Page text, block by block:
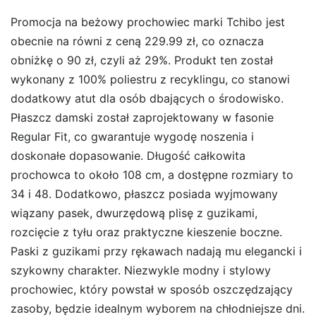
Promocja na beżowy prochowiec marki Tchibo jest
obecnie na równi z ceną 229.99 zł, co oznacza
obniżkę o 90 zł, czyli aż 29%. Produkt ten został
wykonany z 100% poliestru z recyklingu, co stanowi
dodatkowy atut dla osób dbających o środowisko.
Płaszcz damski został zaprojektowany w fasonie
Regular Fit, co gwarantuje wygodę noszenia i
doskonałe dopasowanie. Długość całkowita
prochowca to około 108 cm, a dostępne rozmiary to
34 i 48. Dodatkowo, płaszcz posiada wyjmowany
wiązany pasek, dwurzędową plisę z guzikami,
rozcięcie z tyłu oraz praktyczne kieszenie boczne.
Paski z guzikami przy rękawach nadają mu elegancki i
szykowny charakter. Niezwykle modny i stylowy
prochowiec, który powstał w sposób oszczędzający
zasoby, będzie idealnym wyborem na chłodniejsze dni.